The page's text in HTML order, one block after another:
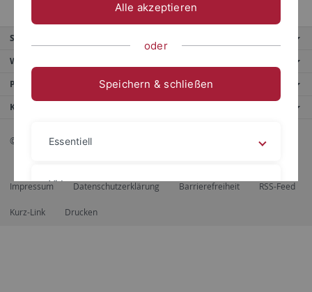
Service
Weitere Angebote
Portale
Kontaktinfo
© 2026 Eberhard Karls Universität Tübingen, Tübingen
Impressum Datenschutzerklärung Barrierefreiheit RSS-Feed
Kurz-Link Drucken
Alle akzeptieren
oder
Speichern & schließen
Essentiell
Videos